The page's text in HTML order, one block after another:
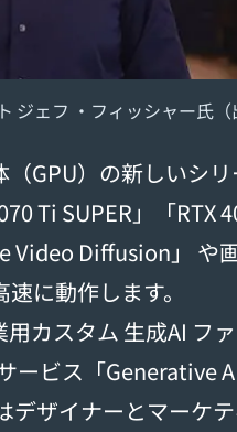
ジェフ ・フィッシャー氏（
GPU）の新しいシリ
Ti SUPER」「RTX
Video Diffusion」 や
に動作します。
カスタム 生成AI フ
ービス「Generative
デザイナーとマーケ